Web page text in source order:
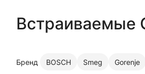
Встраиваемые
Бренд BOSCH Smeg Gorenje